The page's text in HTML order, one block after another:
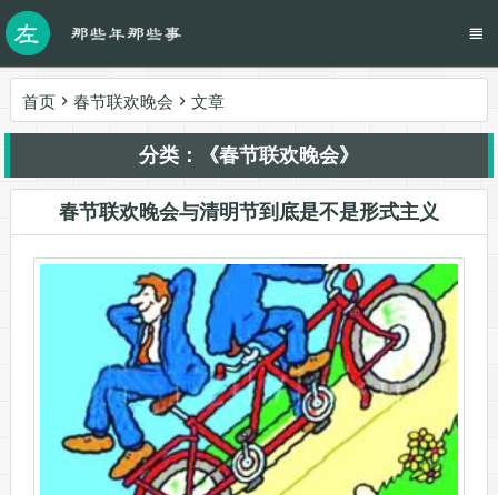
首页 春节联欢晚会 文章
分类：《春节联欢晚会》
春节联欢晚会与清明节到底是不是形式主义